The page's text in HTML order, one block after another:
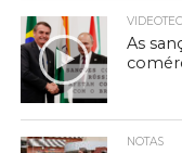
As
NOTAS